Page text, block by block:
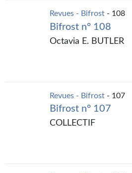
Revues - Bifrost - 108
Bifrost n° 108
Octavia E. BUTLER
Revues - Bifrost - 107
Bifrost n° 107
COLLECTIF